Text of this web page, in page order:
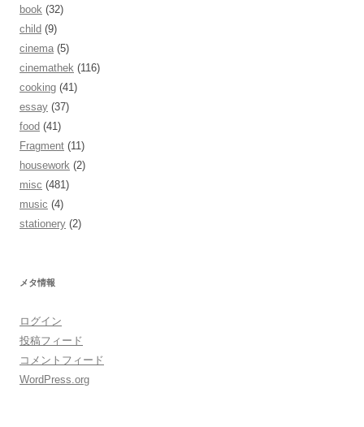
book (32)
child (9)
cinema (5)
cinemathek (116)
cooking (41)
essay (37)
food (41)
Fragment (11)
housework (2)
misc (481)
music (4)
stationery (2)
メタ情報
ログイン
投稿フィード
コメントフィード
WordPress.org